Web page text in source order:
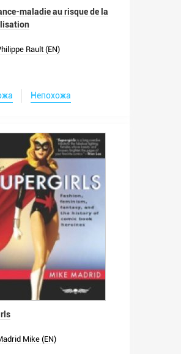
maladie au risque de la
Rault (EN)
Непохожа
Mike (EN)